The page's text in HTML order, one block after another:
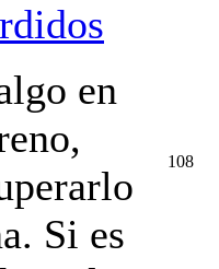
en
Si es
108